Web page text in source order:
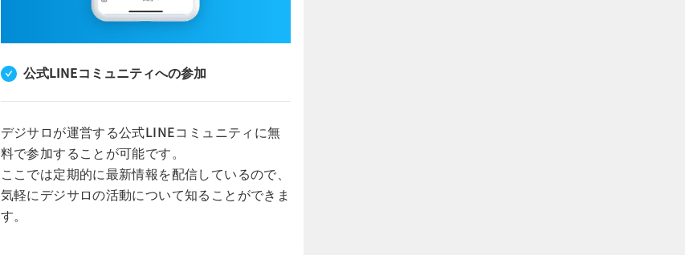
公式LINEコミュニティへの参加
デジサロが運営する公式LINEコミュニティに無
料で参加することが可能です。
ここでは定期的に最新情報を配信しているので、
気軽にデジサロの活動について知ることができま
す。